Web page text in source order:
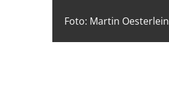
Foto: Martin Oesterlein